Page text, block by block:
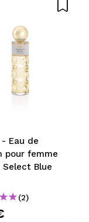
Eau de
pour femme
Blue
(2)